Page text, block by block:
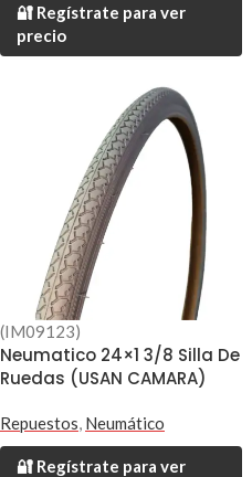
🔐 Regístrate para ver
precio
(IM09123)
Neumatico 24×1 3/8 Silla De
Ruedas (USAN CAMARA)
Repuestos, Neumático
🔐 Regístrate para ver